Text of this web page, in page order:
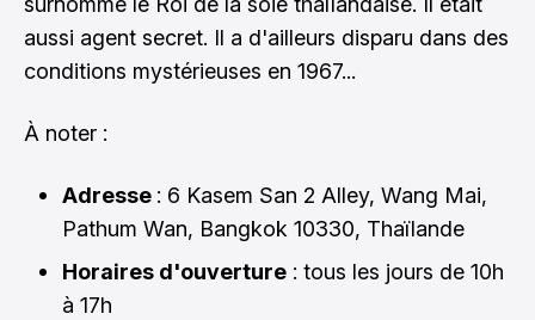
aussi agent secret. Il a d'ailleurs disparu dans des
conditions mystérieuses en 1967...
À noter :
Adresse : 6 Kasem San 2 Alley, Wang Mai,
Pathum Wan, Bangkok 10330, Thaïlande
Horaires d'ouverture : tous les jours de 10h
à 17h